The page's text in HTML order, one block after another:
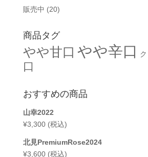
販売中 (20)
商品タグ
やや甘口 やや辛口
口
おすすめの商品
山幸2022
¥3,300 (税込)
北見PremiumRose2024
¥3,600 (税込)